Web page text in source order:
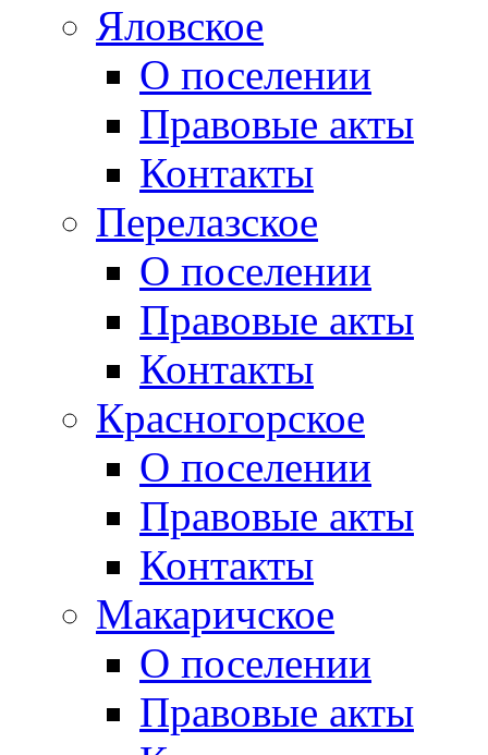
Яловское
О поселении
Правовые акты
Контакты
Перелазское
О поселении
Правовые акты
Контакты
Красногорское
О поселении
Правовые акты
Контакты
Макаричское
О поселении
Правовые акты